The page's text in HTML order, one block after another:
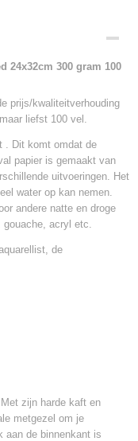
24x32cm 300 gram 100
prijs/kwaliteitverhouding
liefst 100 vel.
. Dit komt omdat de
papier is gemaakt van
uitvoeringen. Het
water op kan nemen.
andere natte en droge
gouache, acryl etc.
de
zijn harde kaft en
metgezel om je
aan de binnenkant is